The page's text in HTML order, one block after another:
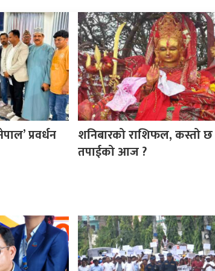
प्रवर्धन
शनिबारको राशिफल, कस्तो छ
तपाईको आज ?